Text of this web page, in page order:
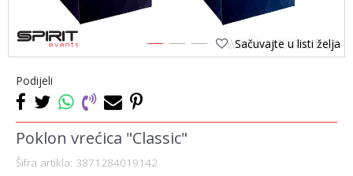
1 2 3 Sačuvajte u listi želja
Podijeli
Poklon vrećica "Classic"
Šifra artikla: 3871284019142